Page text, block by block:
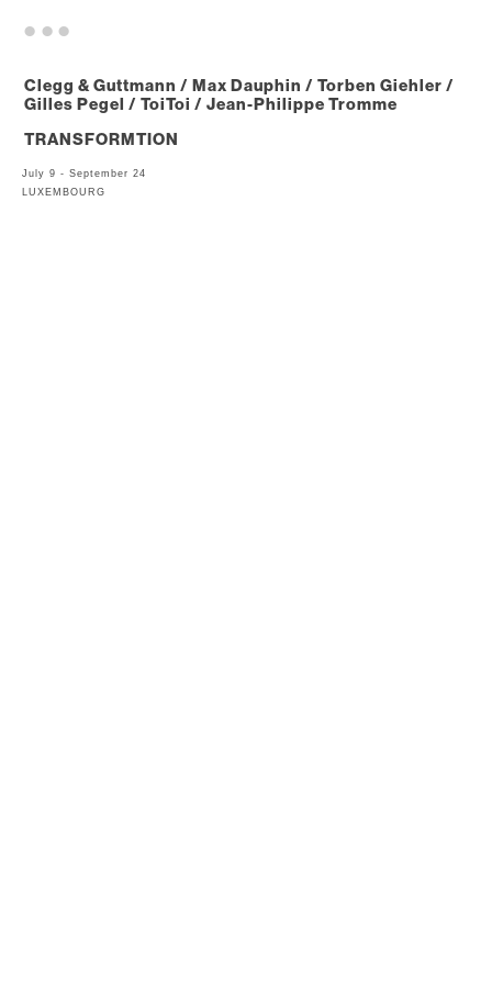
Clegg & Guttmann / Max Dauphin / Torben Giehler /
Gilles Pegel / ToiToi / Jean-Philippe Tromme
TRANSFORMTION
July 9 - September 24
LUXEMBOURG